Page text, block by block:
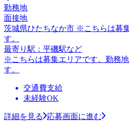
勤務地
面接地
茨城県ひたちなか市 ※こちらは募
す。
最寄り駅：平磯駅など
※こちらは募集エリアです。勤務
す。
交通費支給
未経験OK
詳細を見る
応募画面に進む